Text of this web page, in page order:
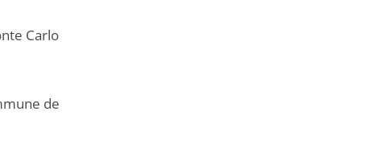
Carlo
de